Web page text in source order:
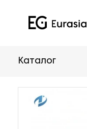
Каталог